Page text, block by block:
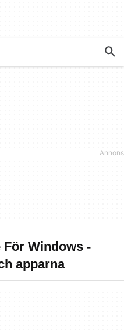
Windows -
apparna